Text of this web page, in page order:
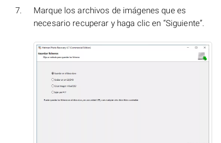
Marque los archivos de imágenes que es
necesario recuperar y haga clic en “Siguiente”.